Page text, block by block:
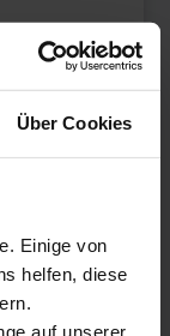
Über Cookies
Einige von
helfen, diese
auf unserer
€